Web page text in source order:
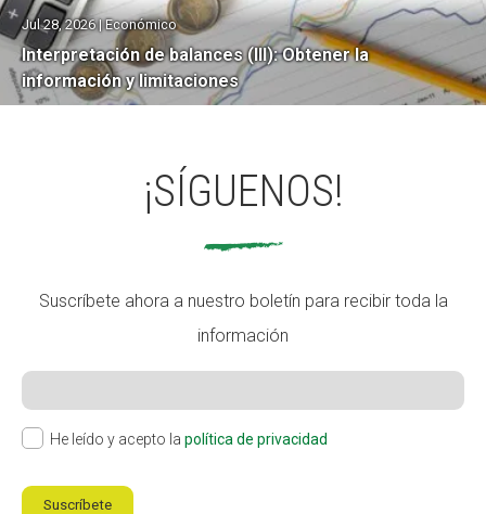
Interpretación de balances (III): Obtener la
información y limitaciones
Jul 28, 2026 | Económico
¡SÍGUENOS!
Suscríbete ahora a nuestro boletín para recibir toda la
información
He leído y acepto la política de privacidad
Suscríbete